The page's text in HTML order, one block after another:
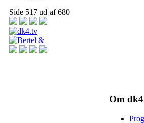
Side 517 ud af 680
Om dk4